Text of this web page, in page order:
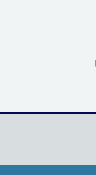
Dolenni